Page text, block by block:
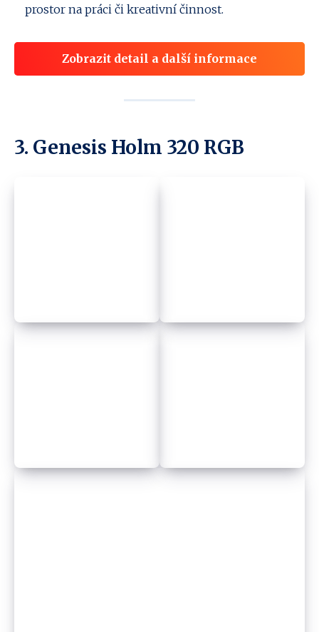
prostor na práci či kreativní činnost.
Zobrazit detail a další informace
3. Genesis Holm 320 RGB